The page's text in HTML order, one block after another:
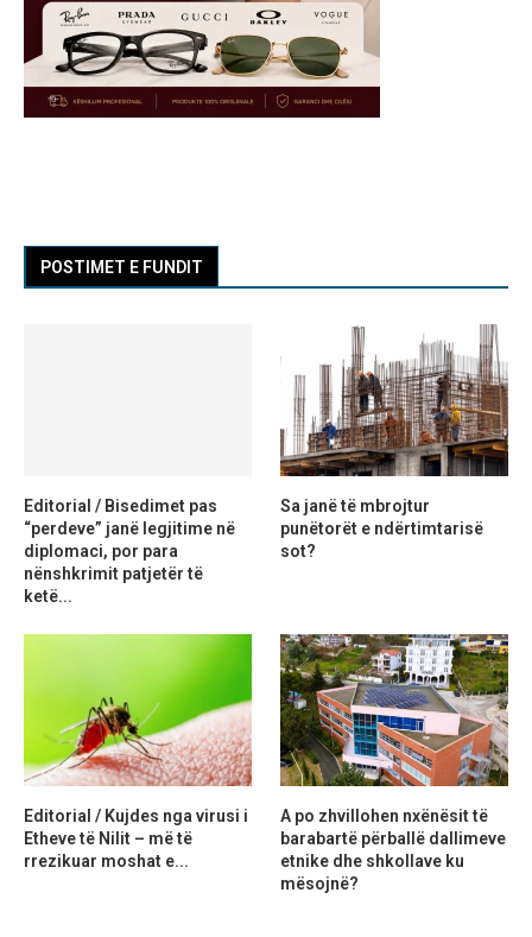
POSTIMET E FUNDIT
Editorial / Bisedimet pas
“perdeve” janë legjitime në
diplomaci, por para
nënshkrimit patjetër të
ketë...
Sa janë të mbrojtur
punëtorët e ndërtimtarisë
sot?
Editorial / Kujdes nga virusi i
Etheve të Nilit – më të
rrezikuar moshat e...
A po zhvillohen nxënësit të
barabartë përballë dallimeve
etnike dhe shkollave ku
mësojnë?